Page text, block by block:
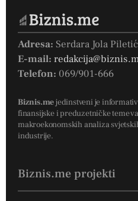
Adresa: Serdara Jola
E-mail:
Telefon: 069/901-666
Biznis.mejedinstveni je
finansijske i preduzetničke teme
makroekonomskih analiza
industrije.
Biznis.me projekti